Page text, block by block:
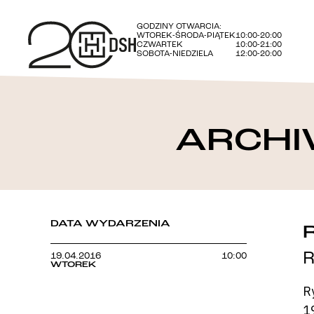
GODZINY OTWARCIA:
WTOREK-ŚRODA-PIĄTEK10:00-20:00
CZWARTEK
10:00-21:00
SOBOTA-NIEDZIELA
12:00-20:00
DATA WYDARZENIA
19.04.2016
WTOREK
10:00